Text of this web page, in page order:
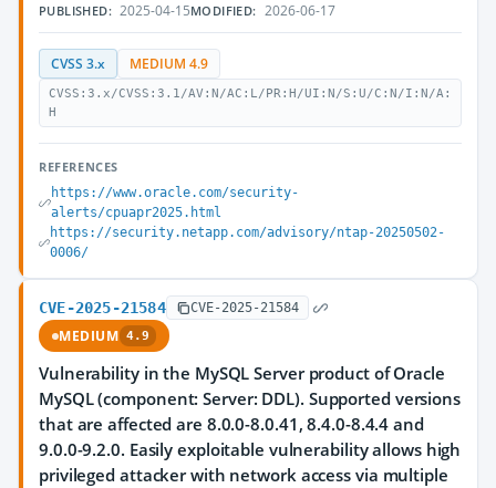
PUBLISHED: 2025-04-15MODIFIED: 2026-06-17
CVSS 3.x MEDIUM 4.9
CVSS:3.x/CVSS:3.1/AV:N/AC:L/PR:H/UI:N/S:U/C:N/I:N/A:
H
REFERENCES
https://www.oracle.com/security-
alerts/cpuapr2025.html
https://security.netapp.com/advisory/ntap-20250502-
0006/
CVE-2025-21584 CVE-2025-21584
MEDIUM 4.9
Vulnerability in the MySQL Server product of Oracle
MySQL (component: Server: DDL). Supported versions
that are affected are 8.0.0-8.0.41, 8.4.0-8.4.4 and
9.0.0-9.2.0. Easily exploitable vulnerability allows high
privileged attacker with network access via multiple